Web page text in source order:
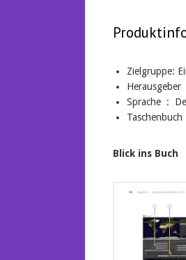
Zielgruppe:
Sprache ‏ : ‎
Blick ins Buch